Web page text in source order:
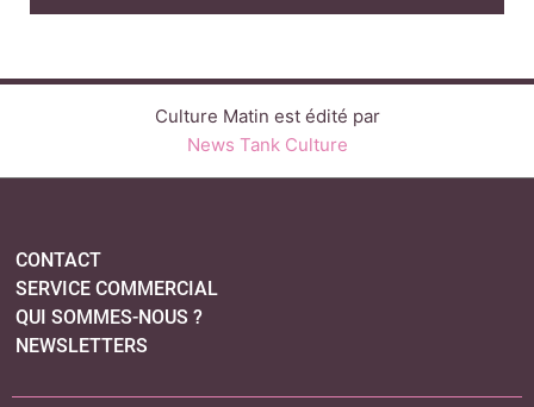
Culture Matin est édité par
News Tank Culture
CONTACT
SERVICE COMMERCIAL
QUI SOMMES-NOUS ?
NEWSLETTERS